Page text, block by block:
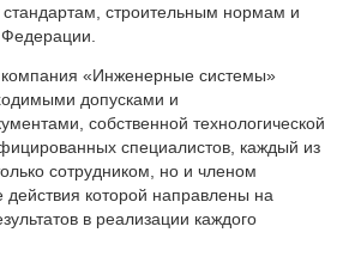
стандартам, строительным нормам и
«Инженерные системы»
допусками и
собственной технологической
специалистов, каждый из
сотрудником, но и членом
которой направлены на
в реализации каждого